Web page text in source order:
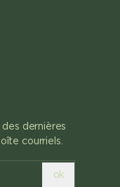
dernières
courriels.
ok